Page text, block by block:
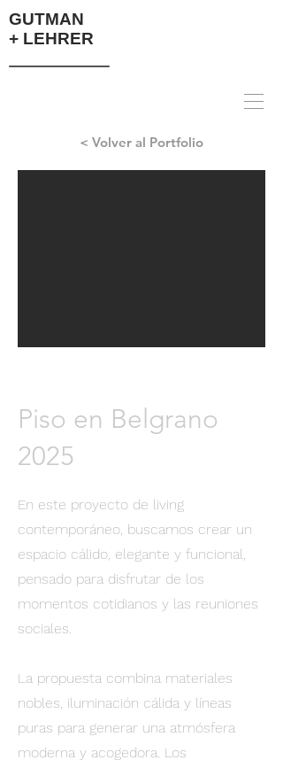
GUTMAN
+ LEHRER
< Volver al Portfolio
Piso en Belgrano
2025
En este proyecto de living
contemporáneo, buscamos crear un
espacio cálido, elegante y funcional,
pensado para disfrutar de los
momentos cotidianos y las reuniones
sociales.
La propuesta combina materiales
nobles, iluminación cálida y líneas
puras para generar una atmósfera
moderna y acogedora. Los